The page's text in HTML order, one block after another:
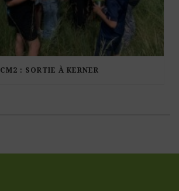
CM2 : SORTIE À KERNER